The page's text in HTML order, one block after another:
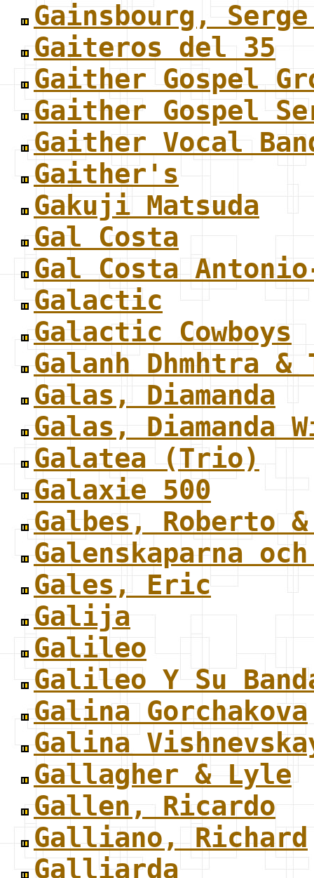
Gainsbourg,
Gaiteros del 35
Gaither Gospel
Gaither Gospel
Gaither Vocal
Gaither's
Gakuji Matsuda
Gal Costa
Gal Costa
Galactic
Galactic Cowboys
Galanh Dhmhtra
Galas, Diamanda
Galas, Diamanda
Galatea (Trio)
Galaxie 500
Galbes, Roberto
Galenskaparna
Gales, Eric
Galija
Galileo
Galileo Y Su
Galina Gorchakova
Galina
Gallagher & Lyle
Gallen, Ricardo
Galliano, Richard
Galliarda